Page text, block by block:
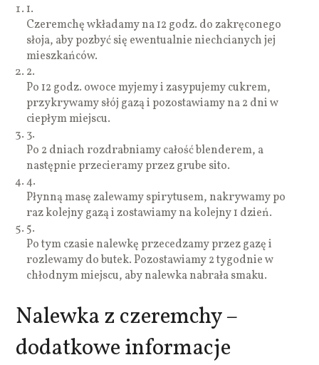
1.
Czeremchę wkładamy na 12 godz. do zakręconego
słoja, aby pozbyć się ewentualnie niechcianych jej
mieszkańców.
2.
Po 12 godz. owoce myjemy i zasypujemy cukrem,
przykrywamy słój gazą i pozostawiamy na 2 dni w
ciepłym miejscu.
3.
Po 2 dniach rozdrabniamy całość blenderem, a
następnie przecieramy przez grube sito.
4.
Płynną masę zalewamy spirytusem, nakrywamy po
raz kolejny gazą i zostawiamy na kolejny 1 dzień.
5.
Po tym czasie nalewkę przecedzamy przez gazę i
rozlewamy do butek. Pozostawiamy 2 tygodnie w
chłodnym miejscu, aby nalewka nabrała smaku.
Nalewka z czeremchy –
dodatkowe informacje